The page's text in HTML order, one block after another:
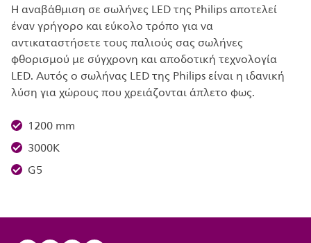
Η αναβάθμιση σε σωλήνες LED της Philips αποτελεί
έναν γρήγορο και εύκολο τρόπο για να
αντικαταστήσετε τους παλιούς σας σωλήνες
φθορισμού με σύγχρονη και αποδοτική τεχνολογία
LED. Αυτός ο σωλήνας LED της Philips είναι η ιδανική
λύση για χώρους που χρειάζονται άπλετο φως.
1200 mm
3000K
G5